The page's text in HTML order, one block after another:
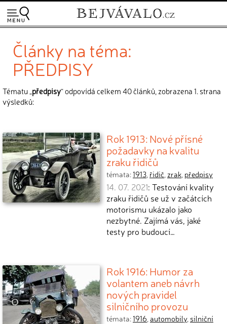
Články na téma:
PŘEDPISY
Tématu „předpisy“ odpovídá celkem 40 článků, zobrazena 1. strana
výsledků:
Rok 1913: Nové přísné
požadavky na kvalitu
zraku řidičů
témata:1913, řidič, zrak, předpisy
14. 07. 2021: Testování kvality
zraku řidičů se už v začátcích
motorismu ukázalo jako
nezbytné. Zajímá vás, jaké
testy pro budoucí…
Rok 1916: Humor za
volantem aneb návrh
nových pravidel
silničního provozu
témata:1916,automobily, silniční